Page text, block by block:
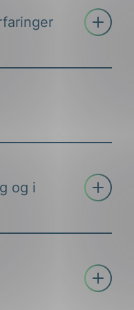
normer og
kunstig
Åpne
og i
Åpne
Åpne